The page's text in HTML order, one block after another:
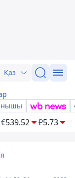
Қаз
€539.52 ₽5.73